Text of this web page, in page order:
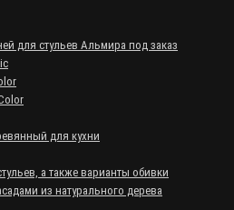
для стульев Альмира под заказ
для кухни
а также варианты обивки
из натурального дерева